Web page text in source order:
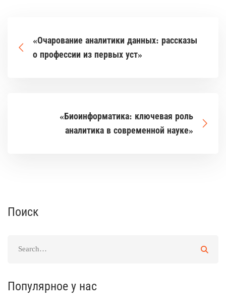
«Очарование аналитики данных: рассказы
о профессии из первых уст»
«Биоинформатика: ключевая роль
аналитика в современной науке»
Поиск
Популярное у нас